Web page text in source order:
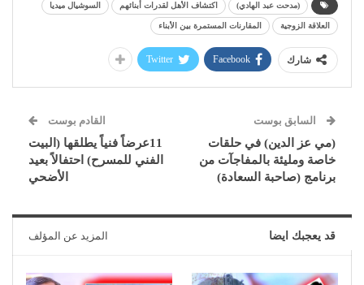
(مدحت عبد الهادي) اكتشاف الأهل لقدرات أبنائهم السوشيال ميديا
العلاقة الزوجية المقارنات المستمرة بين الأبناء
شارك Facebook
Twitter
السابق بوست
(مي عز الدين) في حلقات
خاصة ومليئة بالمفاجآت من
برنامج (صاحبة السعادة)
القادم بوست
11عرضاً فنياً يطلقها (البيت
الفني للمسرح) احتفالاً بعيد
الأضحي
قد يعجبك ايضا المزيد عن المؤلف